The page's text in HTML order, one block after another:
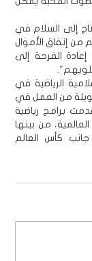
إلى السلام في
من إنفاق الأموال
الفرحة إلى
الرياضية في
من العمل في
برامج رياضية
من بينها
إلى جانب كأس العالم